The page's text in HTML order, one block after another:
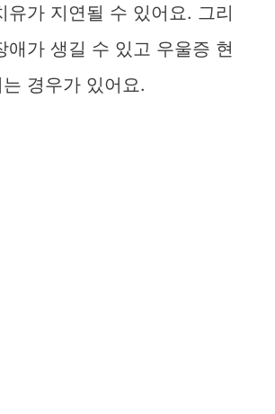
유가 지연될 수 있어요. 그리
애가 생길 수 있고 우울증 현
경우가 있어요.